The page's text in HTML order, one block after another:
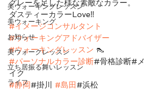
美ウォーキングレッスン
美ウォーキング
お知らせ
美ウォークレッスン
立ち居振る舞いレッスン
ライフ
グレーを足した様な素敵なカラー。
ダスティーカラーLove‼︎
#イメージコンサルタント
#ウォーキングアドバイザー
#ウォーキングレッスン 👠
#パーソナルカラー診断#骨格診断#メ
イク
#静岡#掛川 #島田#浜松